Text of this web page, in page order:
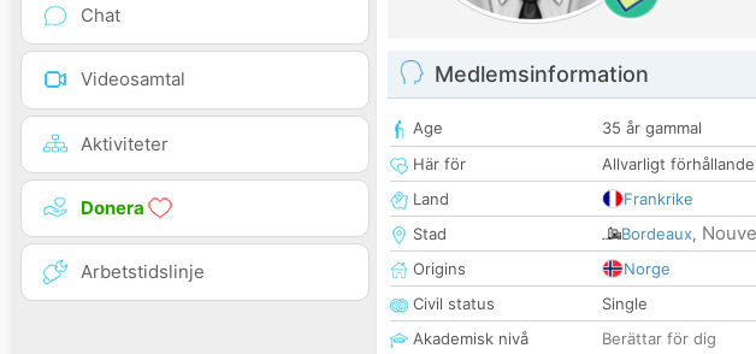
Chat
Videosamtal
Aktiviteter
Donera
Arbetstidslinje
Medlemsinformation
Age
35 år gammal
Här för
Allvarligt förhållande
Land
Frankrike
Stad
Bordeaux,
Origins
Norge
Civil status
Single
Akademisk nivå
Berättar för dig